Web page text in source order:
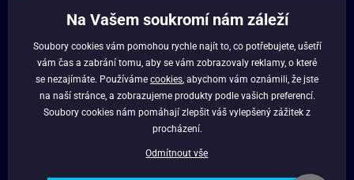
O NÁS
VĚRNOSTNÍ PROGRAM
Na Vašem soukromí nám záleží
Soubory cookies vám pomohou rychle najít to, co potřebujete, ušetří
vám čas a zabrání tomu, aby se vám zobrazovaly reklamy, o které
se nezajímáte. Používáme cookies , abychom vám oznámili, že jste
na naší stránce, a zobrazujeme produkty podle vašich preferencí.
Soubory cookies nám pomáhají zlepšit váš vylepšený zážitek z
procházení.
Odmítnout vše